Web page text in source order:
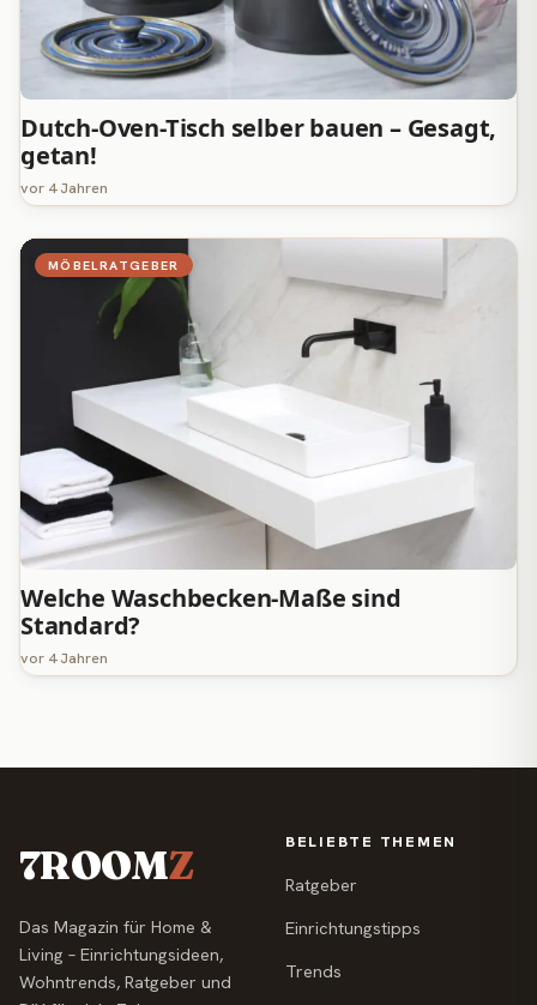
Dutch-Oven-Tisch selber bauen – Gesagt,
getan!
vor 4 Jahren
MÖBELRATGEBER
Welche Waschbecken-Maße sind
Standard?
vor 4 Jahren
7ROOMZ
Das Magazin für Home &
Living – Einrichtungsideen,
Wohntrends, Ratgeber und
BELIEBTE THEMEN
Ratgeber
Einrichtungstipps
Trends